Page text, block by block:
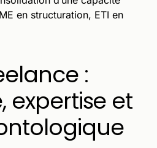
en structuration, ETI en
:
expertise et